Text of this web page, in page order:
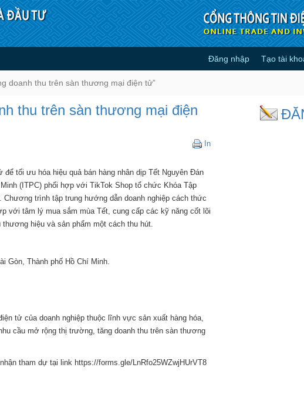
doanh thu trên sàn thương mại
Đăng nhập Tạo tài
doanh thu trên sàn thương mại điện tử”
thu trên sàn thương mại điện
InTập
tối ưu hóa hiệu quả bán hàng nhân dịp Tết Nguyên Đán
(ITPC) phối hợp với TikTok Shop tổ chức Khóa Tập
trình tập trung hướng dẫn doanh nghiệp cách thức
với tâm lý mua sắm mùa Tết, cung cấp các kỹ năng cốt lõi
hiệu và sản phẩm một cách thu hút.
Gòn, Thành phố Hồ Chí Minh.
tử của doanh nghiệp thuộc lĩnh vực sản xuất hàng hóa,
cầu mở rộng thị trường, tăng doanh thu trên sàn thương
tham dự tại link https://forms.gle/LnRfo25WZwjHUrVT8